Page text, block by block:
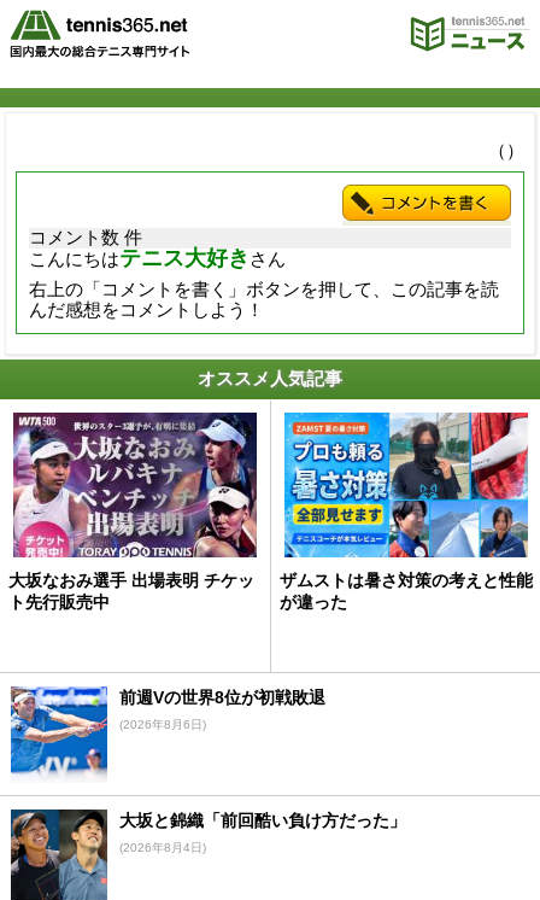
（）
コメント数 件
こんにちはテニス大好き さん
右上の「コメントを書く」ボタンを押して、この記事を読
んだ感想をコメントしよう！
オススメ人気記事
大坂なおみ選手 出場表明 チケッ
ト先行販売中
ザムストは暑さ対策の考えと性能
が違った
前週Vの世界8位が初戦敗退
(2026年8月6日)
大坂と錦織「前回酷い負け方だった」
(2026年8月4日)